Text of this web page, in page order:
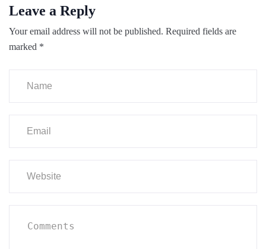
Leave a Reply
Your email address will not be published. Required fields are
marked *